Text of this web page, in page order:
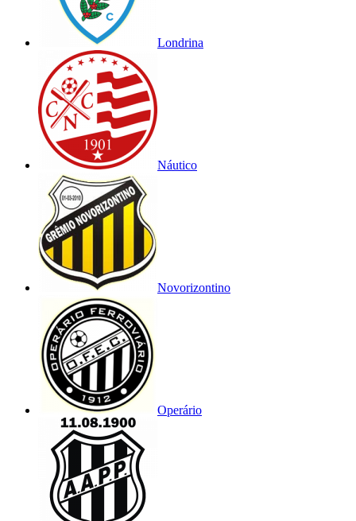
Londrina
Náutico
Novorizontino
Operário